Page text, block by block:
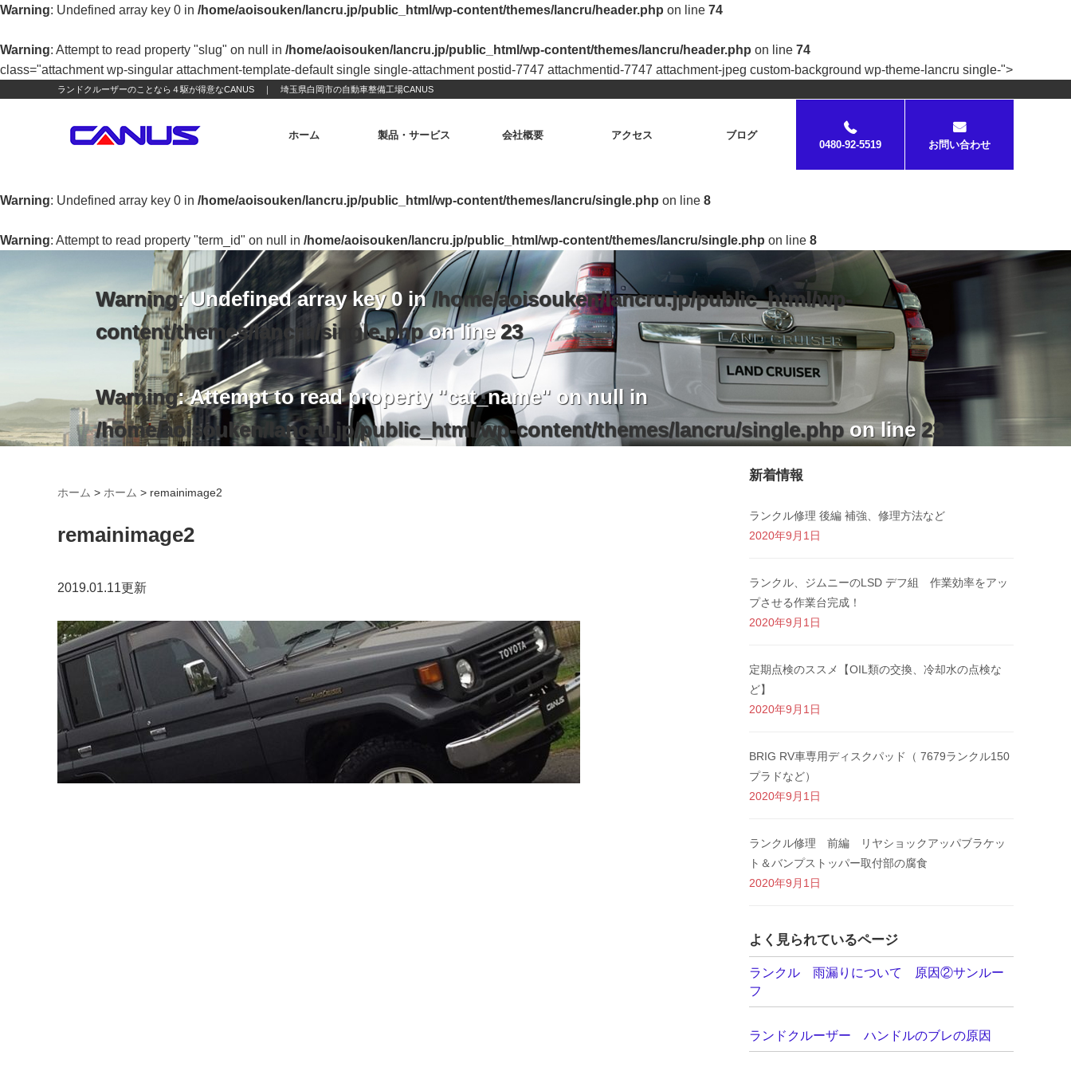
Warning: Undefined array key 0 in /home/aoisouken/lancru.jp/public_html/wp-content/themes/lancru/header.php on line 74
Warning: Attempt to read property "slug" on null in /home/aoisouken/lancru.jp/public_html/wp-content/themes/lancru/header.php on line 74
class="attachment wp-singular attachment-template-default single single-attachment postid-7747 attachmentid-7747 attachment-jpeg custom-background wp-theme-lancru single-">
ランドクルーザーのことなら４駆が得意なCANUS ｜ 埼玉県白岡市の自動車整備工場CANUS
ホーム 製品・サービス 会社概要 アクセス
ブログ
0480-92-5519
お問い合わせ
Warning: Undefined array key 0 in /home/aoisouken/lancru.jp/public_html/wp-content/themes/lancru/single.php on line 8
Warning: Attempt to read property "term_id" on null in /home/aoisouken/lancru.jp/public_html/wp-content/themes/lancru/single.php on line 8
Warning: Undefined array key 0 in/home/aoisouken/lancru.jp/public_html/wp-
content/themes/lancru/single.phpon line23
Warning: Attempt to read property "cat_name" on null in
/home/aoisouken/lancru.jp/public_html/wp-content/themes/lancru/single.php on line23
ホーム > ホーム > remainimage2
remainimage2
2019.01.11更新
新着情報
ランクル修理 後編 補強、修理方法など
2020年9月1日
ランクル、ジムニーのLSD デフ組 作業効率をアッ
プさせる作業台完成！
2020年9月1日
定期点検のススメ【OIL類の交換、冷却水の点検な
ど】
2020年9月1日
BRIG RV車専用ディスクパッド（ 7679ランクル150
プラドなど）
2020年9月1日
ランクル修理 前編 リヤショックアッパブラケッ
ト＆バンプストッパー取付部の腐食
2020年9月1日
よく見られているページ
ランクル 雨漏りについて 原因②サンルー
フ
ランドクルーザー ハンドルのブレの原因